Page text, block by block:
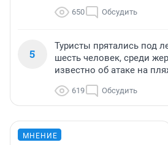
650 Обсудить
5
Туристы прятались под
шесть человек, среди
известно об атаке на
619 Обсудить
МНЕНИЕ